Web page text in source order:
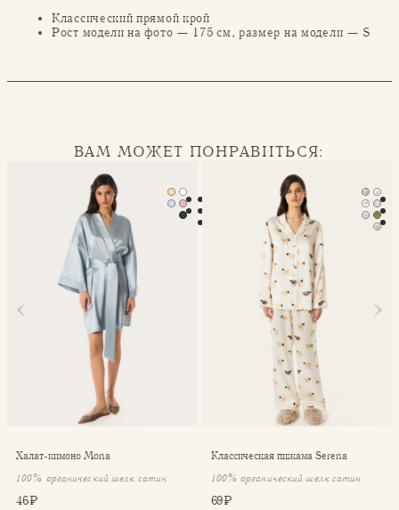
Классический прямой крой
Рост модели на фото — 175 см, размер на модели — S
ВАМ МОЖЕТ ПОНРАВИТЬСЯ:
Халат-кимоно Mona
Халат-кимоно Mona
100% органический шелк сатин
46 ₽
Классическая пижама
Классическая пижама Serena
100% органический шелк сатин
69 ₽